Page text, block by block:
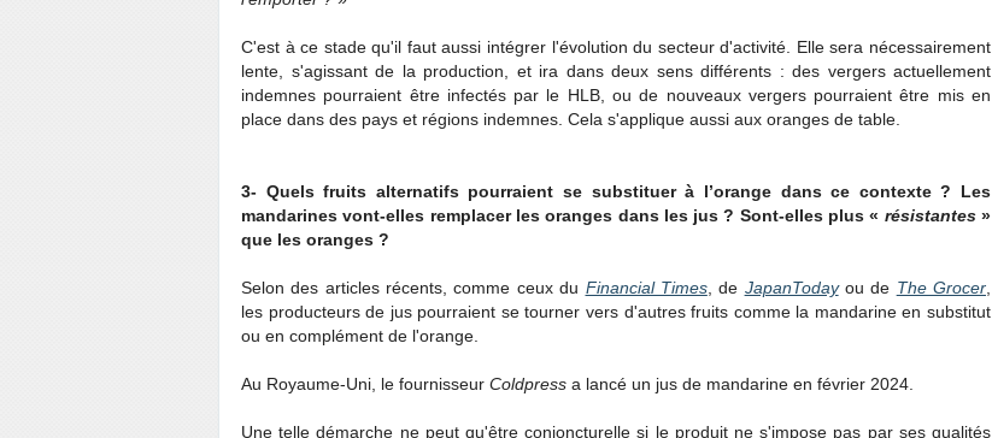
C'est à ce stade qu'il faut aussi intégrer l'évolution du secteur d'activité. Elle sera nécessairement
lente, s'agissant de la production, et ira dans deux sens différents : des vergers actuellement
indemnes pourraient être infectés par le HLB, ou de nouveaux vergers pourraient être mis en
place dans des pays et régions indemnes. Cela s'applique aussi aux oranges de table.
3- Quels fruits alternatifs pourraient se substituer à l’orange dans ce contexte ? Les
mandarines vont-elles remplacer les oranges dans les jus ? Sont-elles plus « résistantes»
que les oranges ?
Selon des articles récents, comme ceux du Financial Times, de JapanToday ou de The Grocer
les producteurs de jus pourraient se tourner vers d'autres fruits comme la mandarine en substitut
ou en complément de l'orange.
Au Royaume-Uni, le fournisseur Coldpress a lancé un jus de mandarine en février 2024.
Une telle démarche ne peut qu'être conjoncturelle si le produit ne s'impose pas par ses qualités